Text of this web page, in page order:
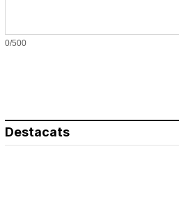
0/500
Destacats